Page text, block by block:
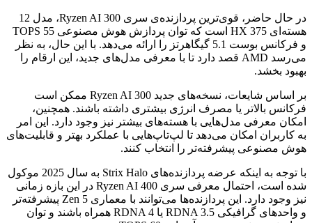
در حال حاضر، قوی‌ترین پردازنده‌ی سری Ryzen AI 300، مدل 12
هسته‌ای HX 375 است که توان پردازش هوش مصنوعی 55 TOPS
و فرکانس بوست 5.1 گیگاهرتز را ارائه می‌دهد. با این حال، به نظر
می‌رسد AMD قصد دارد تا با معرفی مدل‌های جدید، این ارقام را
بهبود بخشد.
بر اساس شایعات، نسخه‌های جدید Ryzen AI 300 ممکن است
فرکانس بالاتر یا مصرف انرژی بیشتری داشته باشند. همچنین،
امکان معرفی مدل‌هایی با هسته‌های بیشتر نیز وجود دارد. این امر
به کاربران امکان می‌دهد تا لپ‌تاپ‌هایی با عملکرد بهتر و قابلیت‌های
هوش مصنوعی پیشرفته‌تر را انتخاب کنند.
با توجه به اینکه عرضه پردازنده‌های Strix Halo به سال 2025 موکول
شده است، احتمال معرفی سری 400 Ryzen AI در این بازه زمانی
نیز وجود دارد. این پردازنده‌ها می‌توانند با معماری Zen 5 پیشرفته‌تر
و واحدهای گرافیکی RDNA 3.5 یا RDNA 4 همراه باشند و توان